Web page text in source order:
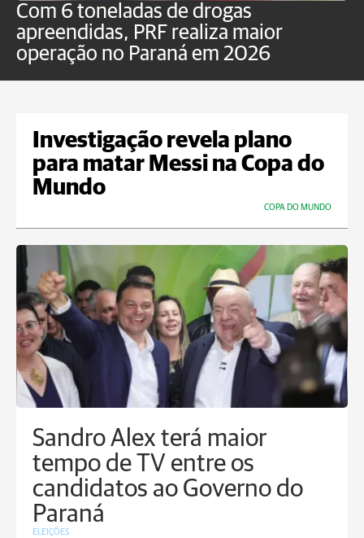
Com 6 toneladas de drogas
apreendidas, PRF realiza maior
operação no Paraná em 2026
Investigação revela plano
para matar Messi na Copa do
Mundo
COPA DO MUNDO
Sandro Alex terá maior
tempo de TV entre os
candidatos ao Governo do
Paraná
ELEIÇÕES